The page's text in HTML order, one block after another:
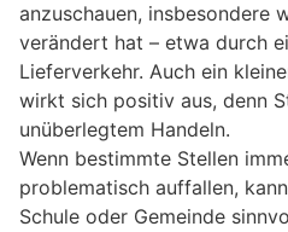
anzuschauen, insbesondere
verändert hat – etwa durch
Lieferverkehr. Auch ein
wirkt sich positiv aus, denn
unüberlegtem Handeln.
Wenn bestimmte Stellen
problematisch auffallen,
Schule oder Gemeinde